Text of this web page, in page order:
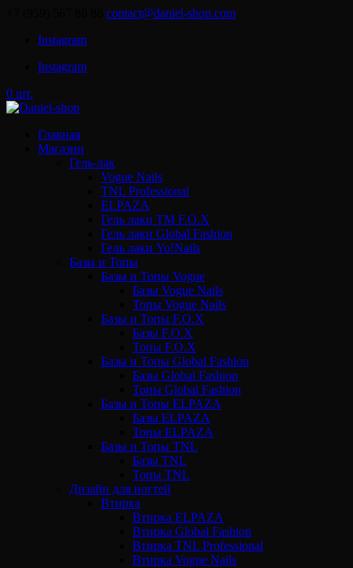
contact@daniel-shop.com
Instagram
Instagram
0 шт.
Главная
Магазин
Гель-лак
Vogue Nails
TNL Professional
ELPAZA
Гель лаки ТМ F.O.X
Гель лаки Global Fashion
Гель лаки Yo!Nails
Базы и Топы
Базы и Топы Vogue
Базы Vogue Nails
Топы Vogue Nails
Базы и Топы F.O.X
Базы F.O.X
Топы F.O.X
Базы и Топы Global Fashion
Базы Global Fashion
Топы Global Fashion
Базы и Топы ELPAZA
Базы ELPAZA
Топы ELPAZA
Базы и Топы TNL
Базы TNL
Топы TNL
Дизайн для ногтей
Втирка
Втирка ELPAZA
Втирка Global Fashion
Втирка TNL Professional
Втирка Vogue Nails